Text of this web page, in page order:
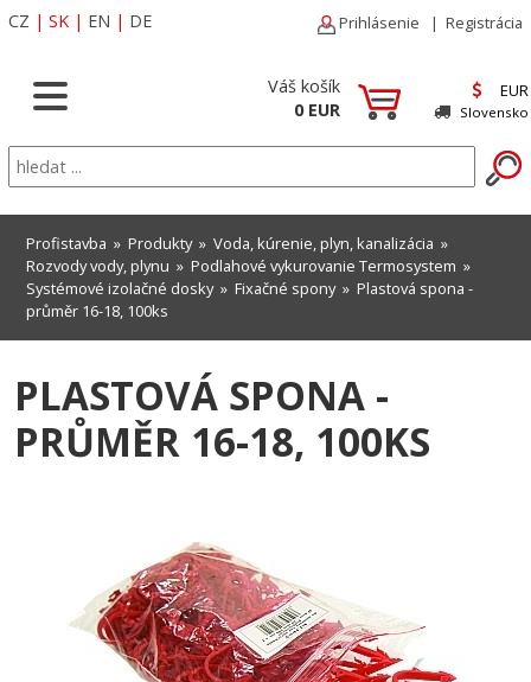
CZ | SK | EN | DE Prihlásenie | Registrácia
Váš košík
0 EUR
EUR
Slovensko
Profistavba » Produkty» Voda, kúrenie, plyn, kanalizácia »
Rozvody vody, plynu » Podlahové vykurovanie Termosystem »
Systémové izolačné dosky» Fixačné spony» Plastová spona -
průměr 16-18, 100ks
PLASTOVÁ SPONA -
PRŮMĚR 16-18, 100KS